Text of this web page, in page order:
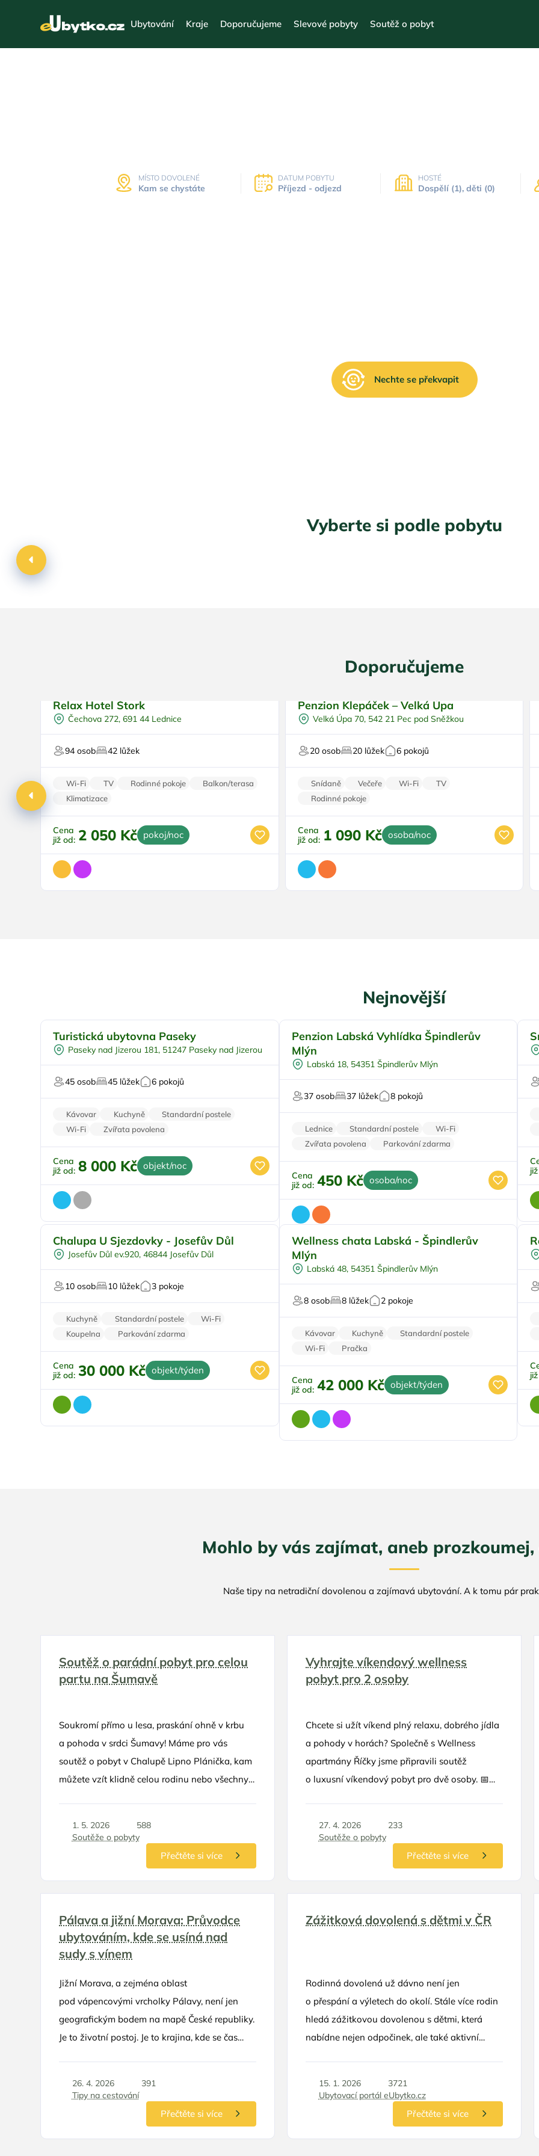
Ubytování Kraje Doporučujeme Slevové pobyty Soutěž o pobyt
MÍSTO DOVOLENÉ
Kam se chystáte
DATUM POBYTU
Příjezd - odjezd
HOSTÉ
Dospělí (1), děti (0)
Nechte se překvapit
Vyberte si podle pobytu
Doporučujeme
Pro rodiny s dětmi
Sauna
Wellness procedury
Relax Hotel Štork
Čechova 272, 691 44 Lednice
94 osob 42 lůžek
Wi-Fi TV Rodinné pokoje
Balkon/terasa
Klimatizace
Cena
již od: 2 050 Kč pokoj/noc
Pro rodiny s dětmi
Pro svatby a oslavy
Pro majitele mazlíčků
Doporučujeme
Penzion Klepáček – Velká Úpa
Velká Úpa 70, 542 21 Pec pod Sněžkou
20 osob 20 lůžek 6 pokojů
Snídaně Večeře Wi-Fi
TV
Rodinné pokoje
Cena
již od: 1 090 Kč osoba/noc
Nejnovější
U lesa
Firemní akce/teambuilding
Pro svatby a oslavy
Turistická ubytovna Paseky
Paseky nad Jizerou 181, 51247 Paseky nad Jizerou
45 osob 45 lůžek 6 pokojů
Kávovar Kuchyně
Standardní postele
Wi-Fi
Zvířata povolena
Cena
již od: 8 000 Kč objekt/noc
Pro skupiny
Plná penze
V národním parku
Penzion Labská Vyhlídka Špindlerův
Mlýn
Labská 18, 54351 Špindlerův Mlýn
37 osob 37 lůžek 8 pokojů
Lednice Standardní postele
Wi-Fi
Zvířata povolena
Parkování zdarma
Cena
již od: 450 Kč osoba/noc
Pro cyklisty
U sjezdovky
Doporučujeme
Chalupa U Sjezdovky - Josefův Důl
Josefův Důl ev.920, 46844 Josefův Důl
10 osob 10 lůžek 3 pokoje
Kuchyně Standardní postele
Wi-Fi
Koupelna
Parkování zdarma
Cena
již od: 30 000 Kč objekt/týden
Vnitřní bazén
Vířivka
U lyžařského střediska
Wellness chata Labská - Špindlerův
Mlýn
Labská 48, 54351 Špindlerův Mlýn
8 osob 8 lůžek 2 pokoje
Kávovar Kuchyně
Standardní postele
Wi-Fi
Pračka
Cena
již od: 42 000 Kč objekt/týden
Mohlo by vás zajímat, aneb prozkoumej,
Naše tipy na netradiční dovolenou a zajímavá ubytování. A k tomu pár
Soutěž o parádní pobyt pro celou
partu na Šumavě
Soukromí přímo u lesa, praskání ohně v krbu
a pohoda v srdci Šumavy! Máme pro vás
soutěž o pobyt v Chalupě Lipno Plánička, kam
můžete vzít klidně celou rodinu nebo všechny
v termínu září-listopad
1. 5. 2026
588
Soutěže o pobyty
Přečtěte si více
Vyhrajte víkendový wellness
pobyt pro 2 osoby
Chcete si užít víkend plný relaxu, dobrého jídla
a pohody v horách? Společně s Wellness
apartmány Říčky jsme připravili soutěž
o luxusní víkendový pobyt pro dvě osoby. 📅
27. 4. 2026
233
Soutěže o pobyty
Přečtěte si více
Pálava a jižní Morava: Průvodce
ubytováním, kde se usíná nad
sudy s vínem
Jižní Morava, a zejména oblast
pod vápencovými vrcholky Pálavy, není jen
geografickým bodem na mapě České republiky.
Je to životní postoj. Je to krajina, kde se čas
hledáte únik z hektického městského koloběhu,
není lepší volby než se ubytovat přímo u zdroje
– v penzionech, které jsou přímou součástí
26. 4. 2026
391
Tipy na cestování
Přečtěte si více
Zážitková dovolená s dětmi v ČR
Rodinná dovolená už dávno není jen
o přespání a výletech do okolí. Stále více rodin
hledá zážitkovou dovolenou s dětmi, která
nabídne nejen odpočinek, ale také aktivní
ideální – nabízí rozmanitou přírodu, kvalitní
zázemí i širokou škálu aktivit vhodných
pro děti všech věkových kategorií. V tomto
15. 1. 2026
3721
Ubytovací portál eUbytko.cz
Přečtěte si více